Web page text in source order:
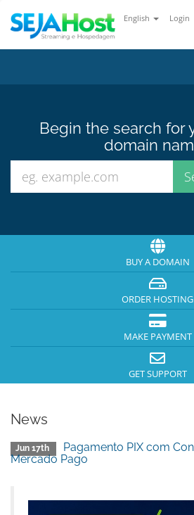
English Login
Begin the search for
domain
BUY A DOMAIN
ORDER HOSTING
MAKE PAYMENT
GET SUPPORT
News
Jun 17th
Pagamento PIX com
Mercado Pago